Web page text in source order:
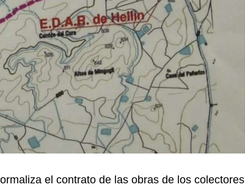
el contrato de las obras de los colectores